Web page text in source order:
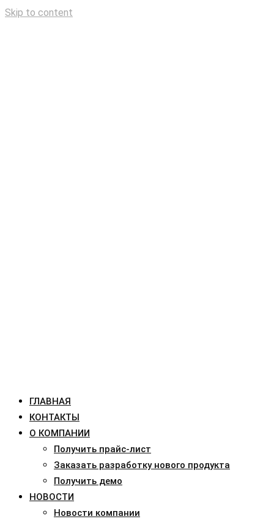
Skip to content
ГЛАВНАЯ
КОНТАКТЫ
О КОМПАНИИ
Получить прайс-лист
Заказать разработку нового продукта
Получить демо
НОВОСТИ
Новости компании